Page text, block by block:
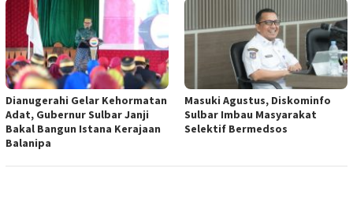
Dianugerahi Gelar Kehormatan
Adat, Gubernur Sulbar Janji
Bakal Bangun Istana Kerajaan
Balanipa
Masuki Agustus, Diskominfo
Sulbar Imbau Masyarakat
Selektif Bermedsos